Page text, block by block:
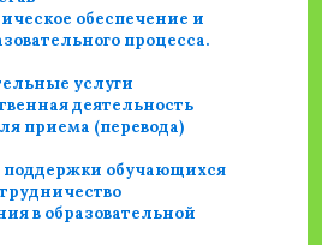
обеспечение и
процесса.
услуги
деятельность
приема (перевода)
обучающихся
в образовательной